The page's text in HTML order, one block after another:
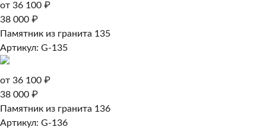
от 36 100 ₽
38 000 ₽
Памятник из гранита 135
Артикул: G-135
от 36 100 ₽
38 000 ₽
Памятник из гранита 136
Артикул: G-136